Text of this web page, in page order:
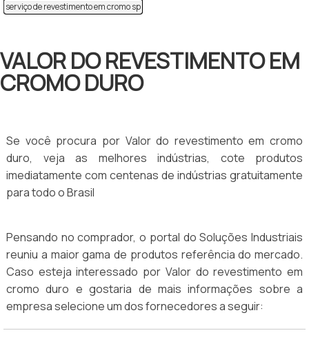
serviço de revestimento em cromo sp
VALOR DO REVESTIMENTO EM
CROMO DURO
Se você procura por Valor do revestimento em cromo
duro, veja as melhores indústrias, cote produtos
imediatamente com centenas de indústrias gratuitamente
para todo o Brasil
Pensando no comprador, o portal do Soluções Industriais
reuniu a maior gama de produtos referência do mercado.
Caso esteja interessado por Valor do revestimento em
cromo duro e gostaria de mais informações sobre a
empresa selecione um dos fornecedores a seguir: